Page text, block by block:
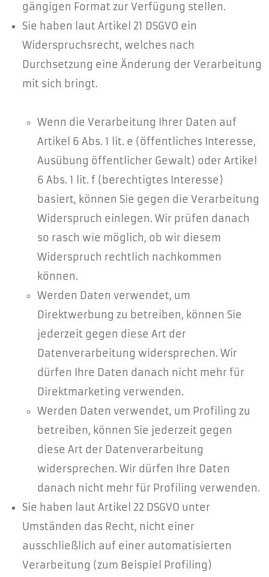
gängigen Format zur Verfügung stellen.
Sie haben laut Artikel 21 DSGVO ein
Widerspruchsrecht, welches nach
Durchsetzung eine Änderung der Verarbeitung
mit sich bringt.
Wenn die Verarbeitung Ihrer Daten auf
Artikel 6 Abs. 1 lit. e (öffentliches Interesse,
Ausübung öffentlicher Gewalt) oder Artikel
6 Abs. 1 lit. f (berechtigtes Interesse)
basiert, können Sie gegen die Verarbeitung
Widerspruch einlegen. Wir prüfen danach
so rasch wie möglich, ob wir diesem
Widerspruch rechtlich nachkommen
können.
Werden Daten verwendet, um
Direktwerbung zu betreiben, können Sie
jederzeit gegen diese Art der
Datenverarbeitung widersprechen. Wir
dürfen Ihre Daten danach nicht mehr für
Direktmarketing verwenden.
Werden Daten verwendet, um Profiling zu
betreiben, können Sie jederzeit gegen
diese Art der Datenverarbeitung
widersprechen. Wir dürfen Ihre Daten
danach nicht mehr für Profiling verwenden.
Sie haben laut Artikel 22 DSGVO unter
Umständen das Recht, nicht einer
ausschließlich auf einer automatisierten
Verarbeitung (zum Beispiel Profiling)